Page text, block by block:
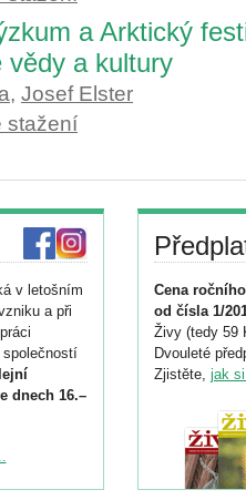
a Arktický
vědy a kultury
, Josef Elster
stažení
v letošním
a při
společností
dnech 16.–
Cena
od čísla 1/
Živy (tedy 59
Dvouleté
Zjistěte, jak